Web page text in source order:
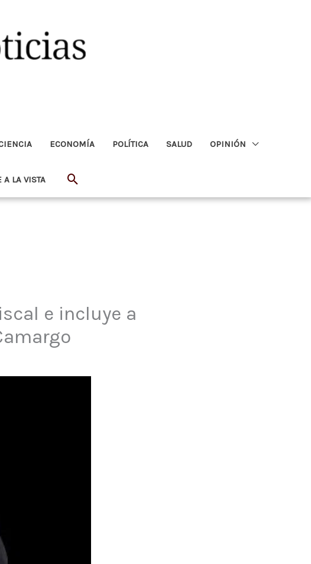
ECONOMÍA POLÍTICA SALUD OPINIÓN
A LA VISTA Buscar
e incluye a